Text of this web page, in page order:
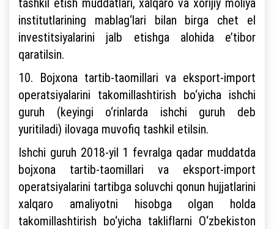
institutlarining mablag‘lari bilan birga chet el
investitsiyalarini jalb etishga alohida e’tibor
qaratilsin.
10. Bojxona tartib-taomillari va eksport-import
operatsiyalarini takomillashtirish bo‘yicha ishchi
guruh (keyingi o‘rinlarda ishchi guruh deb
yuritiladi) ilovaga muvofiq tashkil etilsin.
Ishchi guruh 2018-yil 1 fevralga qadar muddatda
bojxona tartib-taomillari va eksport-import
operatsiyalarini tartibga soluvchi qonun hujjatlarini
xalqaro amaliyotni hisobga olgan holda
takomillashtirish bo‘yicha takliflarni O‘zbekiston